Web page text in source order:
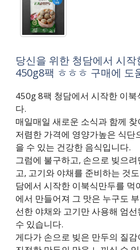
당신을 위한 청담에서 시
450g8팩 ㅎㅎㅎ 구매에 도
450g 8팩 청담에서 시작한 이북
다.
매일매일 새로운 소식과 함께
저렴한 가격에 영양가높은 식단
을 수 있는 건강한 음식입니다.
그럼에 불구하고, 손으로 빚으
고, 고기와 야채를 준비하는 것
담에서 시작한 이북식만두를 먹
에서 만들어져 그 맛은 누구도
선한 야채와 고기만 사용해 엄
수 있습니다.
게다가 손으로 빚은 만두의 질